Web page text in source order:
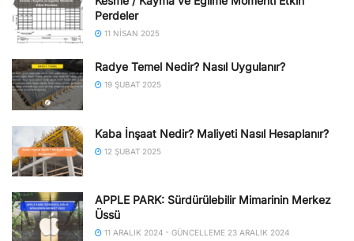
Perdeler
11 NISAN 2025
Radye Temel Nedir? Nasıl Uygulanır?
19 ŞUBAT 2025
Kaba İnşaat Nedir? Maliyeti Nasıl Hesaplanır?
12 ŞUBAT 2025
APPLE PARK: Sürdürülebilir Mimarinin Merkez
Üssü
11 ARALIK 2024 - GÜNCELLEME 23 ARALIK 2024